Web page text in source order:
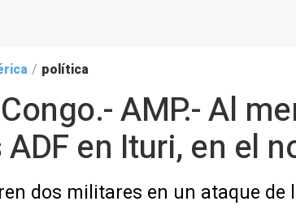
/ política
AMP.- Al
ADF en Ituri, en el
dos militares en un ataque de